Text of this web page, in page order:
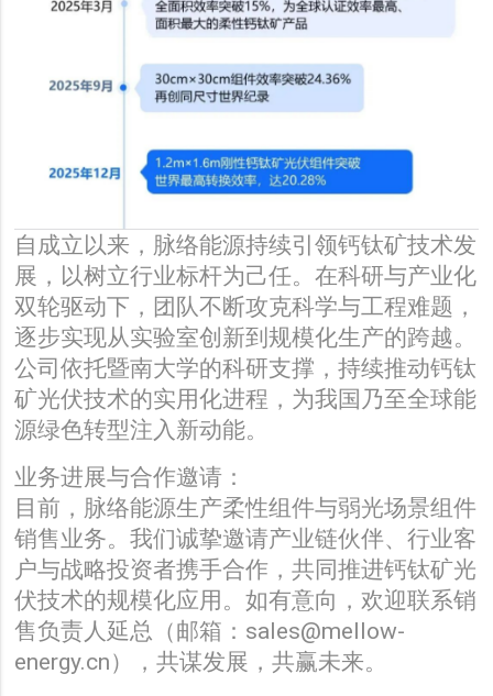
自成立以来，脉络能源持续引领钙钛矿技术发
展，以树立行业标杆为己任。在科研与产业化
双轮驱动下，团队不断攻克科学与工程难题，
逐步实现从实验室创新到规模化生产的跨越。
公司依托暨南大学的科研支撑，持续推动钙钛
矿光伏技术的实用化进程，为我国乃至全球能
源绿色转型注入新动能。
业务进展与合作邀请：
目前，脉络能源生产柔性组件与弱光场景组件
销售业务。我们诚挚邀请产业链伙伴、行业客
户与战略投资者携手合作，共同推进钙钛矿光
伏技术的规模化应用。如有意向，欢迎联系销
售负责人延总（邮箱：sales@mellow-
energy.cn），共谋发展，共赢未来。